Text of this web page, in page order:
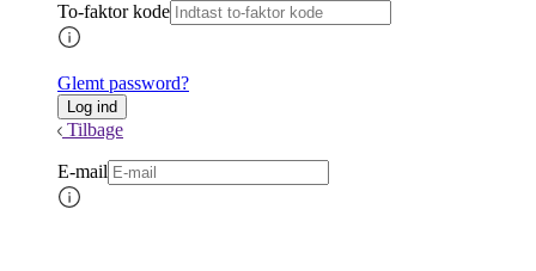
To-faktor kode
Glemt password?
Tilbage
E-mail